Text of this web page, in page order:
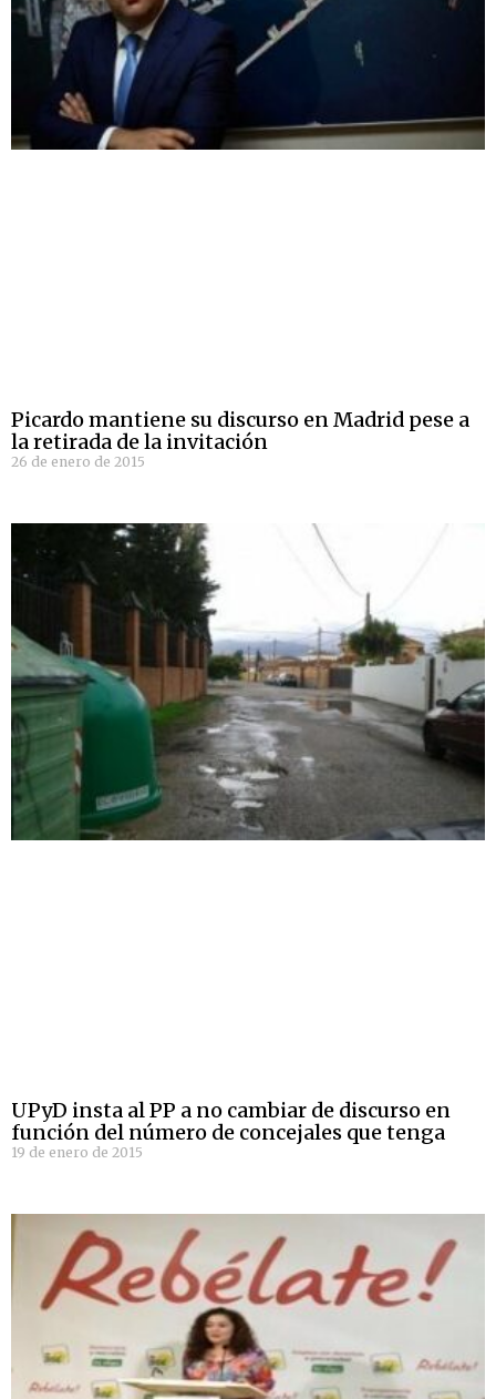
Picardo mantiene su discurso en Madrid pese a
la retirada de la invitación
26 de enero de 2015
UPyD insta al PP a no cambiar de discurso en
función del número de concejales que tenga
19 de enero de 2015